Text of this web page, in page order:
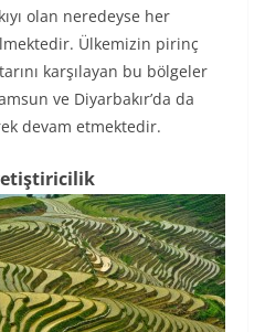
olan neredeyse her
Ülkemizin pirinç
karşılayan bu bölgeler
ve Diyarbakır’da da
devam etmektedir.